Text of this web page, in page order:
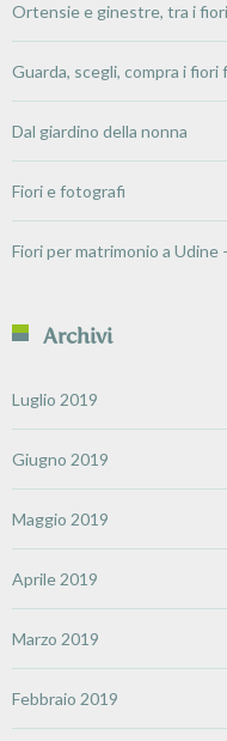
Ortensie e ginestre, tra i
Guarda, scegli, compra i
Dal giardino della nonna
Fiori e fotografi
Fiori per matrimonio a Udine
Archivi
Luglio 2019
Giugno 2019
Maggio 2019
Aprile 2019
Marzo 2019
Febbraio 2019